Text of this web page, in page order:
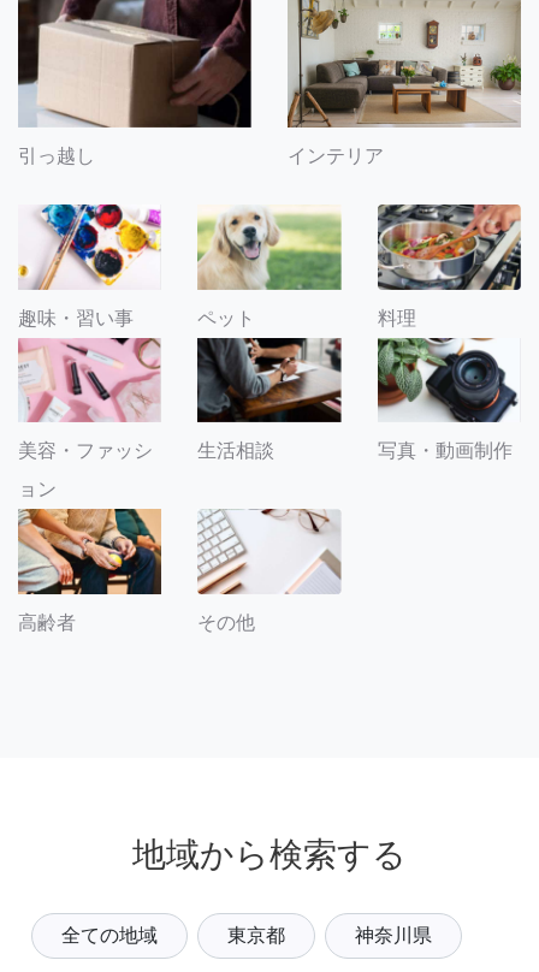
引っ越し インテリア
趣味・習い事 ペット 料理
美容・ファッシ
ョン
生活相談 写真・動画制作
高齢者 その他
地域から検索する
全ての地域 東京都 神奈川県